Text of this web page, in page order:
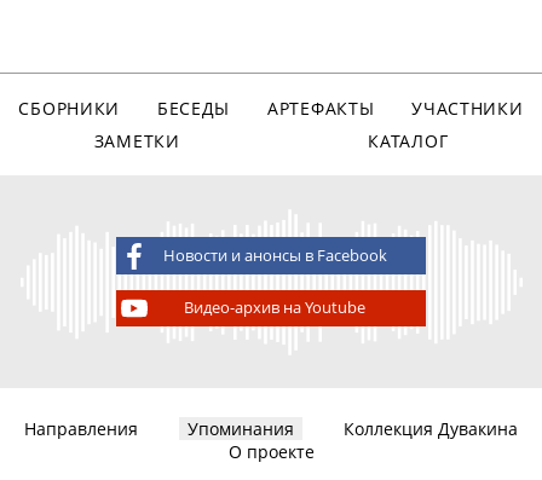
СБОРНИКИ БЕСЕДЫ АРТЕФАКТЫ
УЧАСТНИКИ
ЗАМЕТКИ
КАТАЛОГ
Новости и анонсы в Facebook
Видео-архив на Youtube
Направления Упоминания
Коллекция Дувакина
О проекте